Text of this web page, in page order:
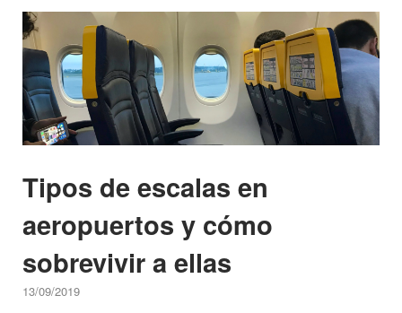
Open post
Tipos de escalas en
aeropuertos y cómo
sobrevivir a ellas
13/09/2019